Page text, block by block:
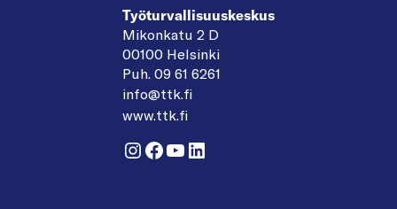
Työturvallisuuskeskus
Mikonkatu 2 D
00100 Helsinki
Puh. 09 61 6261
info@ttk.fi
www.ttk.fi
Instagram
Facebook
YouTube
LinkedIn